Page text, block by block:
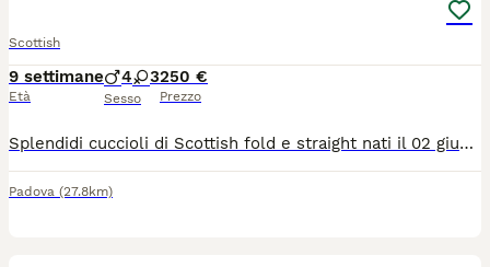
Scottish
9 settimane
Età
4 3
Sesso
250 €
Prezzo
Splendidi cuccioli di Scottish fold e straight nati il 02 giugno 2026 cercano famiglia! Mamma Scottish fold blu e papà Scottish straight longhair sono entrambi di nostra proprietà, sanissimi e visionabili con i vostri occhi. I genitori sono sverminati e vacciniti, con libretto sanitario, con test FIV e FELV negativi. I cuccioli - svezzati, sverminati, sono già abituati a lettiera e tiragraffi, a stare con altri animali e con bambini se anche molto piccoli. Chiamateci e saremo felici di darci tutte le informazioni che desiderate.
Padova (27.8km)